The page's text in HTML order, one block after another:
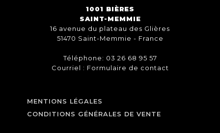
1001 BIÈRES
SAINT-MEMMIE
16 avenue du plateau des Glières
51470 Saint-Memmie - France
Téléphone: 03 26 68 95 57
Courriel : Formulaire de contact
MENTIONS LÉGALES
CONDITIONS GÉNÉRALES DE VENTE